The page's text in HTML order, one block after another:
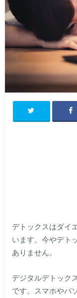
デトックスはダイ
います。今やデト
ありません。
デジタルデトック
です。スマホやパ